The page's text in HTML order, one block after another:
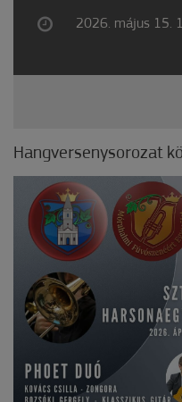
2026. május 15.
Hangversenysorozat